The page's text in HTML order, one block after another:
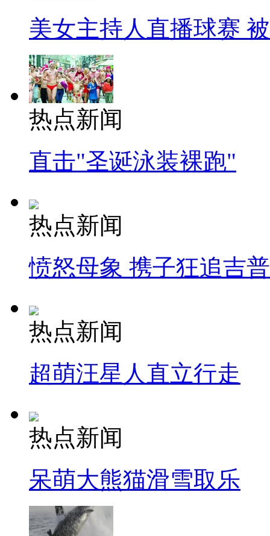
美女主持人直播球赛
热点新闻
直击"圣诞泳装裸跑"
热点新闻
愤怒母象 携子狂追吉
热点新闻
超萌汪星人直立行走
热点新闻
呆萌大熊猫滑雪取乐